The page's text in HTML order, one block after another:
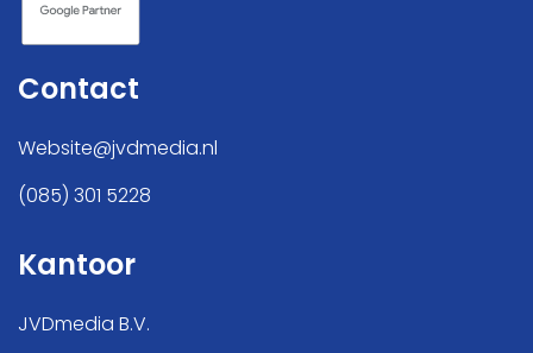
Contact
Website@jvdmedia.nl
(085) 301 5228
Kantoor
JVDmedia B.V.